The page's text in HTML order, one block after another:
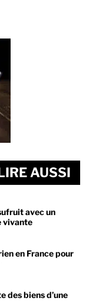
AUSSI
avec un
vivante
en France pour
des biens d’une